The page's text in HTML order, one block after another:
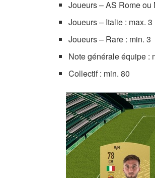
Joueurs – AS Rome ou
Joueurs – Italie : max. 3
Joueurs – Rare : min. 3
Note générale équipe :
Collectif : min. 80